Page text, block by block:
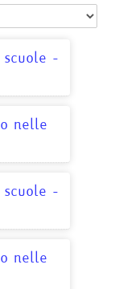
-
nelle
-
nelle